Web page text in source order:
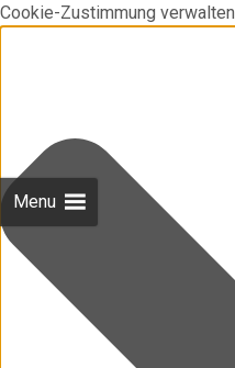
Cookie-Zustimmung verwalten
Menu